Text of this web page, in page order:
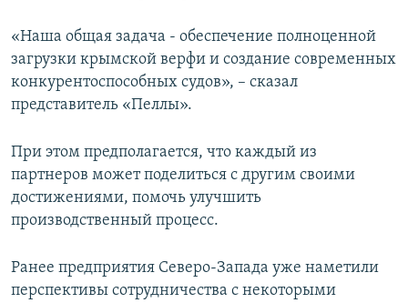
«Наша общая задача - обеспечение полноценной
загрузки крымской верфи и создание современных
конкурентоспособных судов», – сказал
представитель «Пеллы».
При этом предполагается, что каждый из
партнеров может поделиться с другим своими
достижениями, помочь улучшить
производственный процесс.
Ранее предприятия Северо-Запада уже наметили
перспективы сотрудничества с некоторыми